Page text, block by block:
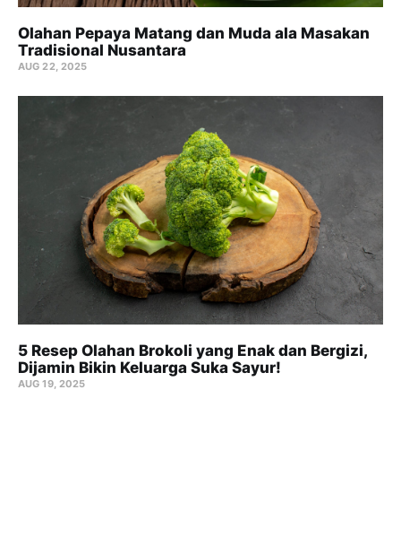
Olahan Pepaya Matang dan Muda ala Masakan
Tradisional Nusantara
AUG 22, 2025
5 Resep Olahan Brokoli yang Enak dan Bergizi,
Dijamin Bikin Keluarga Suka Sayur!
AUG 19, 2025